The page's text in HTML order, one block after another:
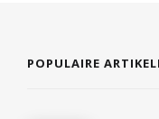
POPULAIRE